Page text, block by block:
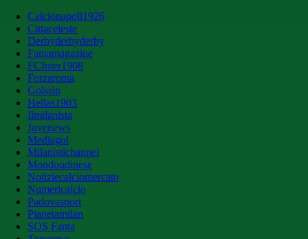
Calcionapoli1926
Cittaceleste
Derbyderbyderby
Fantamagazine
FCInter1908
Forzaroma
Golssip
Hellas1903
Ilmilanista
Juvenews
Mediagol
Milanistichannel
Mondoudinese
Notiziecalciomercato
Numericalcio
Padovasport
Pianetamilan
SOS Fanta